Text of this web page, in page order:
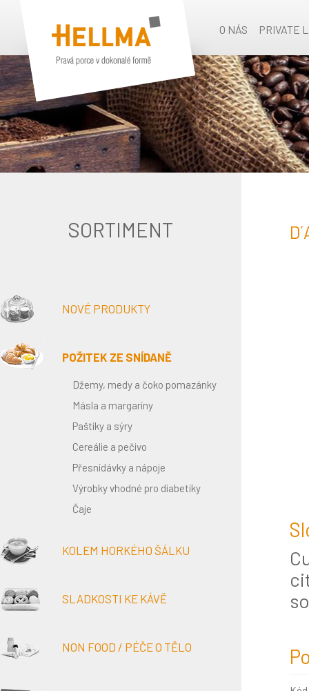
O NÁS PRIVATE
SORTIMENT
NOVÉ PRODUKTY
POŽITEK ZE SNÍDANĚ
Džemy, medy a čoko pomazánky
Másla a margaríny
Paštiky a sýry
Cereálie a pečivo
Přesnídávky a nápoje
Výrobky vhodné pro diabetiky
Čaje
KOLEM HORKÉHO ŠÁLKU
SLADKOSTI KE KÁVĚ
NON FOOD / PÉČE O TĚLO